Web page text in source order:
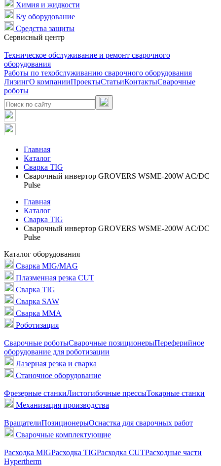
Химия и жидкости
Б/у оборудование
Средства защиты
Сервисный центр
Техническое обслуживание и ремонт сварочного
оборудования
Работы по техобслуживанию сварочного оборудования
ЛизингО компанииПроектыСтатьиКонтактыСварочные
роботы
Главная
Каталог
Сварка TIG
Сварочный инвертор GROVERS WSME-200W AC/DC
Pulse
Главная
Каталог
Сварка TIG
Сварочный инвертор GROVERS WSME-200W AC/DC
Pulse
Каталог оборудования
Сварка MIG/MAG
Плазменная резка CUT
Сварка TIG
Сварка SAW
Сварка MMA
Роботизация
Сварочные роботыСварочные позиционерыПереферийное
оборудование для роботизации
Лазерная резка и сварка
Станочное оборудование
Фрезерные станкиЛистогибочные прессыТокарные станки
Механизация производства
ВращателиПозиционерыОснастка для сварочных работ
Сварочные комплектующие
Расходка MIGРасходка TIGРасходка CUTРасходные части
Hypertherm